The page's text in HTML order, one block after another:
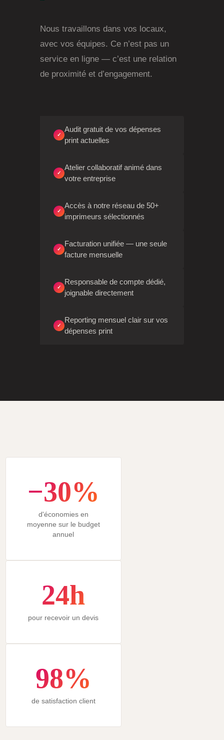
Nous travaillons dans vos locaux,
avec vos équipes. Ce n’est pas un
service en ligne — c’est une relation
de proximité et d’engagement.
✓
Audit gratuit de vos dépenses
print actuelles
✓
Atelier collaboratif animé dans
votre entreprise
✓
Accès à notre réseau de 50+
imprimeurs sélectionnés
✓
Facturation unifiée — une seule
facture mensuelle
✓
Responsable de compte dédié,
joignable directement
✓
Reporting mensuel clair sur vos
dépenses print
−30%
d'économies en
moyenne sur le budget
annuel
24h
pour recevoir un devis
98%
de satisfaction client